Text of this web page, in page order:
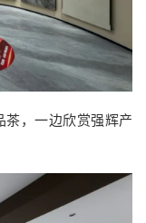
茶，一边欣赏强辉产